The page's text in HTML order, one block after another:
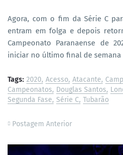
Agora, com o fim da Série C
entram em folga e depois
Campeonato Paranaense de
iniciar no último final de
Tags: 2020 Acesso Atacante
Campeonatos Douglas Santos
Segunda Fase Série C Tubarão
Postagem Anterior